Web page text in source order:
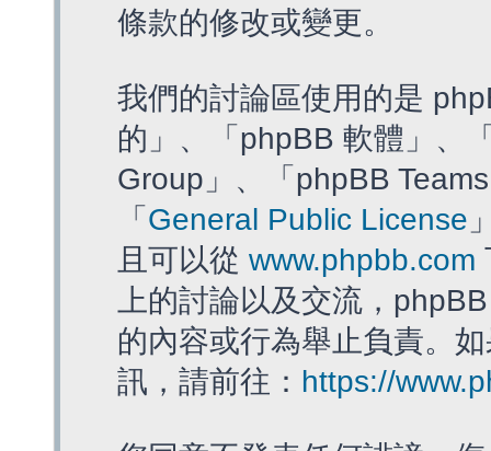
條款的修改或變更。
我們的討論區使用的是
的」、「phpBB 軟體」、
Group」、「phpBB
「 General Public License
且可以從 www.phpbb.com
上的討論以及交流，
的內容或行為舉止負責。
訊，請前往： https://